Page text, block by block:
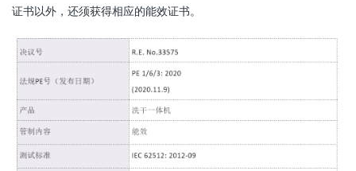
证书以外，还须获得相应的能效证书。